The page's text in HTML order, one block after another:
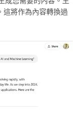
這將作為內容轉換過